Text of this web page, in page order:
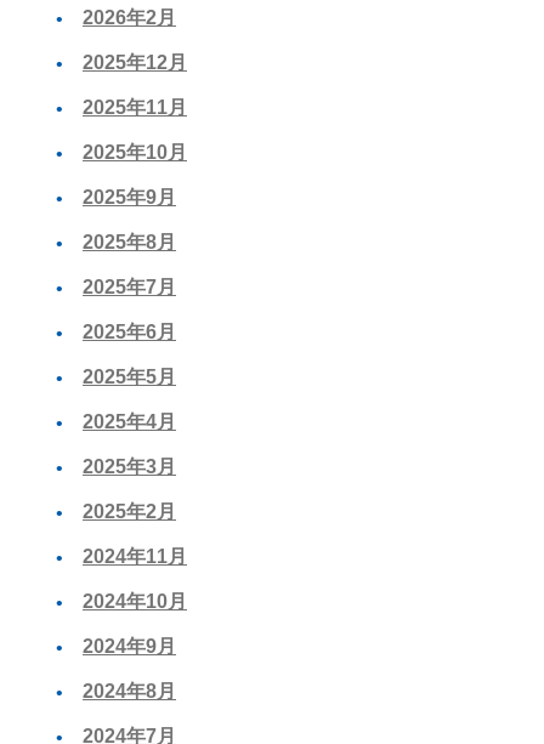
2026年2月
2025年12月
2025年11月
2025年10月
2025年9月
2025年8月
2025年7月
2025年6月
2025年5月
2025年4月
2025年3月
2025年2月
2024年11月
2024年10月
2024年9月
2024年8月
2024年7月